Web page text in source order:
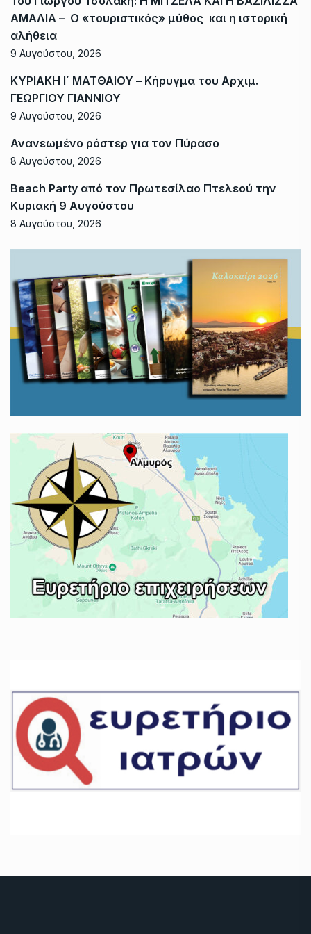
ΑΜΑΛΙΑ – Ο «τουριστικός» μύθος και η ιστορική
αλήθεια
9 Αυγούστου, 2026
ΚΥΡΙΑΚΗ Ι΄ ΜΑΤΘΑΙΟΥ – Κήρυγμα του Αρχιμ.
ΓΕΩΡΓΙΟΥ ΓΙΑΝΝΙΟΥ
9 Αυγούστου, 2026
Ανανεωμένο ρόστερ για τον Πύρασο
8 Αυγούστου, 2026
Beach Party από τον Πρωτεσίλαο Πτελεού την
Κυριακή 9 Αυγούστου
8 Αυγούστου, 2026